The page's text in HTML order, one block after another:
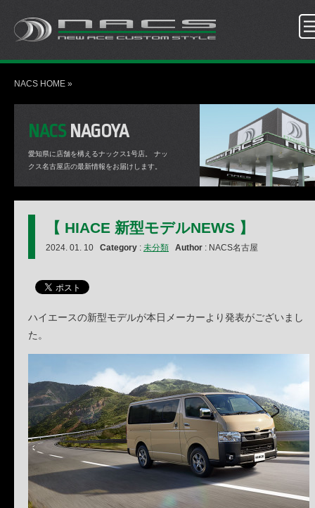
NACS HOME »
NACSNAGOYA
愛知県に店舗を構えるナックス1号店。
ナッ
クス名古屋店の最新情報をお届けします。
【 HIACE 新型モデルNEWS 】
2024. 01. 10 Category : 未分類 Author : NACS名古屋
ハイエースの新型モデルが本日メーカーより発表がございまし
た。